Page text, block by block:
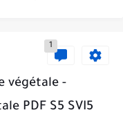
Transformations spontanées dans les piles et production d'énergie 2bac
solide
1
végétale -
PDF S5 SVI5